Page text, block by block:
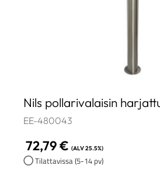
Nils pollarivalaisin
EE-480043
72,79€ (ALV 25.5%)
Tilattavissa (5-14 pv)